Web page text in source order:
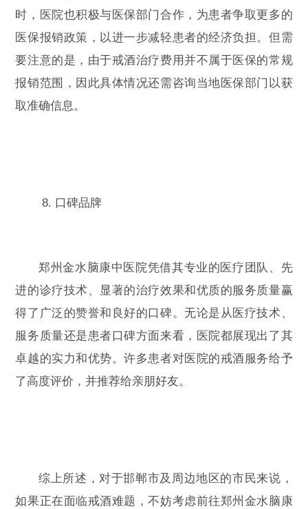
时，医院也积极与医保部门合作，为患者争取更多的
医保报销政策，以进一步减轻患者的经济负担。但需
要注意的是，由于戒酒治疗费用并不属于医保的常规
报销范围，因此具体情况还需咨询当地医保部门以获
取准确信息。
8. 口碑品牌
郑州金水脑康中医院凭借其专业的医疗团队、先
进的诊疗技术、显著的治疗效果和优质的服务质量赢
得了广泛的赞誉和良好的口碑。无论是从医疗技术、
服务质量还是患者口碑方面来看，医院都展现出了其
卓越的实力和优势。许多患者对医院的戒酒服务给予
了高度评价，并推荐给亲朋好友。
综上所述，对于邯郸市及周边地区的市民来说，
如果正在面临戒酒难题，不妨考虑前往郑州金水脑康